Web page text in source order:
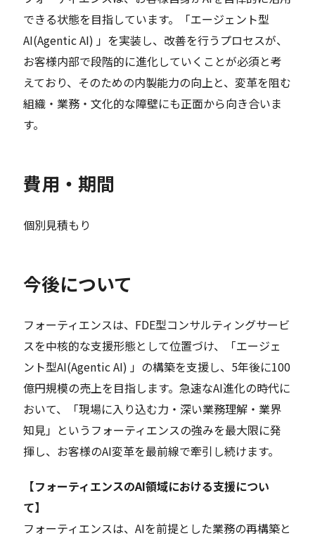
できる状態を目指しています。「エージェント型
AI(Agentic AI) 」を実装し、改善を行うプロセスが、
お客様内部で段階的に進化していくことが必須と考
えており、そのための内製能力の向上と、変革を阻む
組織・業務・文化的な障壁にも正面から向き合いま
す。
費用・期間
個別見積もり
今後について
フォーティエンスは、FDE型コンサルティングサービ
スを中核的な支援形態として位置づけ、「エージェ
ント型AI(Agentic AI) 」の構築を支援し、5年後に100
億円規模の売上を目指します。急速なAI進化の時代に
おいて、「現場に入り込む力・深い業務理解・業界
知見」というフォーティエンスの強みを最大限に発
揮し、お客様のAI変革を最前線で牽引し続けます。
【フォーティエンスのAI領域における支援につい
て】
フォーティエンスは、AIを前提とした業務の再構築と